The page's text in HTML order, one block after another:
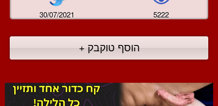
30/07/2021 5222
הוסף טוקבק +